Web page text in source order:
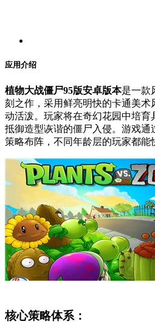
应用介绍
植物大战僵尸95版安卓版本是一款
刻之作，采用鲜亮明快的卡通美术
动活泼。玩家将在奇幻花园中培育
抵御造型诙谐的僵尸入侵。游戏
策略布阵，不同年龄层的玩家都能
核心策略体系：